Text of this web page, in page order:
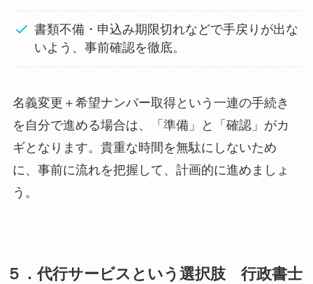
書類不備・申込み期限切れなどで手戻りが出な
いよう、事前確認を徹底。
名義変更＋希望ナンバー取得という一連の手続き
を自分で進める場合は、「準備」と「確認」がカ
ギとなります。貴重な時間を無駄にしないため
に、事前に流れを把握して、計画的に進めましょ
う。
５．代行サービスという選択肢 行政書士